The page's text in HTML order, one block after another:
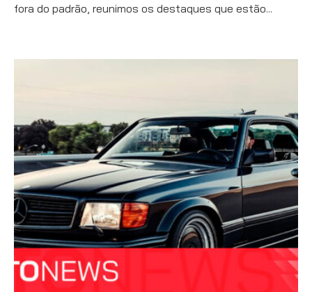
fora do padrão, reunimos os destaques que estão...